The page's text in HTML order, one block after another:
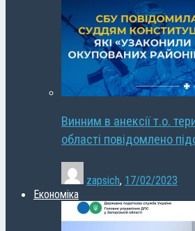
Винним в анексії т.о.
області повідомлено
zapsich, 17/02/2023
Економіка